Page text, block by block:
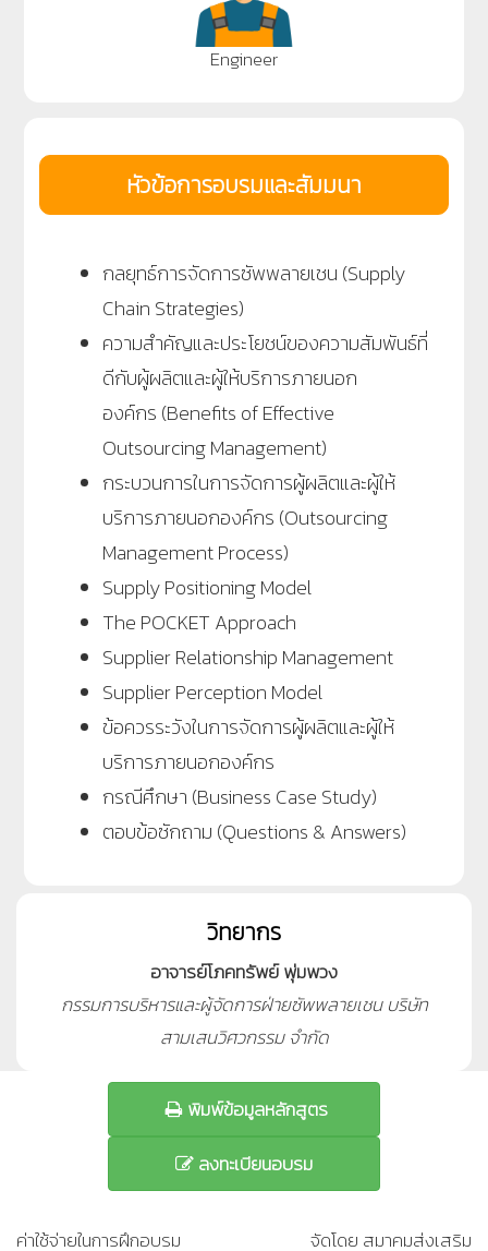
Engineer
หัวข้อการอบรมและสัมมนา
กลยุทธ์การจัดการซัพพลายเชน (Supply
Chain Strategies)
ความสำคัญและประโยชน์ของความสัมพันธ์ที่
ดีกับผู้ผลิตและผู้ให้บริการภายนอก
องค์กร (Benefits of Effective
Outsourcing Management)
กระบวนการในการจัดการผู้ผลิตและผู้ให้
บริการภายนอกองค์กร (Outsourcing
Management Process)
Supply Positioning Model
The POCKET Approach
Supplier Relationship Management
Supplier Perception Model
ข้อควรระวังในการจัดการผู้ผลิตและผู้ให้
บริการภายนอกองค์กร
กรณีศึกษา (Business Case Study)
ตอบข้อซักถาม (Questions & Answers)
วิทยากร
อาจารย์โภคทรัพย์ พุ่มพวง
กรรมการบริหารและผู้จัดการฝ่ายซัพพลายเชน บริษัท
สามเสนวิศวกรรม จำกัด
พิมพ์ข้อมูลหลักสูตร
ลงทะเบียนอบรม
ค่าใช้จ่ายในการฝึกอบรม
จัดโดย สมาคมส่งเสริม